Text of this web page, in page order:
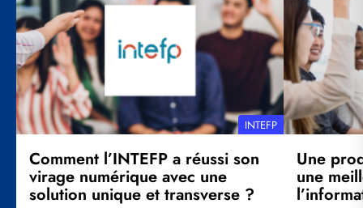
RÉFÉRENCE
CLIENT
INTEFP
Comment l’INTEFP a réussi son
virage numérique avec une
solution unique et transverse ?
Une
une